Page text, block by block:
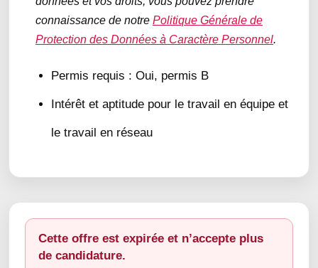
connaissance de notre Politique Générale de
Protection des Données à Caractère Personnel.
Permis requis : Oui, permis B
Intérêt et aptitude pour le travail en équipe et
le travail en réseau
Cette offre est expirée et n’accepte plus
de candidature.